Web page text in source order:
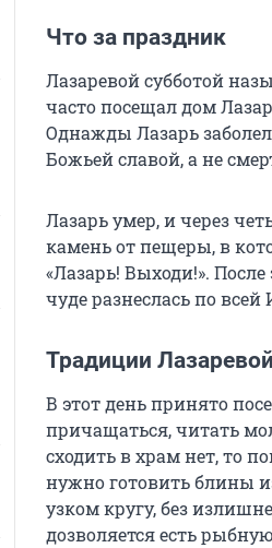
Что за праздник
Лазаревой субботой
часто посещал дом
Однажды Лазарь
Божьей славой, а не
Лазарь умер, и через
камень от пещеры, в
«Лазарь! Выходи!».
чуде разнеслась по всей
Традиции
В этот день принято
причащаться, читать
сходить в храм нет, то
нужно готовить блины
узком кругу, без
дозволяется есть